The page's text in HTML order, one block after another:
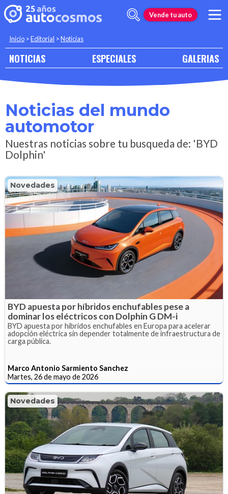
Vende tu auto
Inicio >Editorial >Noticias
NOTICIAS ESPECIALES GALERIAS
Noticias del mundo
automotor
Nuestras noticias sobre tu busqueda de: 'BYD
Dolphin'
Novedades
BYD apuesta por híbridos enchufables pese a
dominar los eléctricos con Dolphin G DM-i
BYD apuesta por híbridos enchufables en Europa para acelerar
adopción eléctrica sin depender totalmente de infraestructura de
carga pública.
Marco Antonio Sarmiento Sanchez
Martes, 26 de mayo de 2026
Novedades